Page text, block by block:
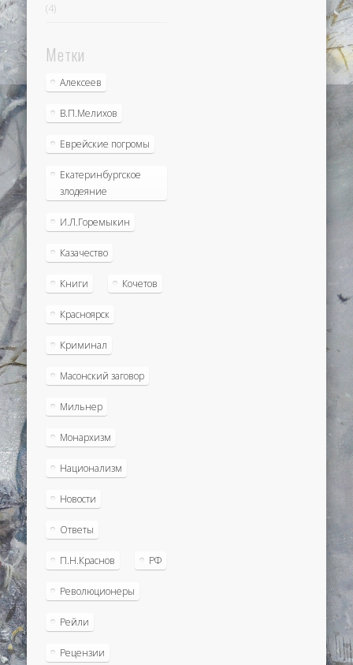
(4)
Метки
Алексеев
В.П.Мелихов
Еврейские погромы
Екатеринбургское
злодеяние
И.Л.Горемыкин
Казачество
Книги Кочетов
Красноярск
Криминал
Масонский заговор
Мильнер
Монархизм
Национализм
Новости
Ответы
П.Н.Краснов РФ
Революционеры
Рейли
Рецензии